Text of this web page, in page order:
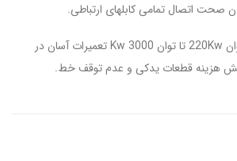
صحت اتصال تمامی کابل­های ارتباطی.
ساختار ماژولار از توان 220Kw تا توان 3000 Kw تعمیرات آسان در
هزینه قطعات یدکی و عدم توقف خط.